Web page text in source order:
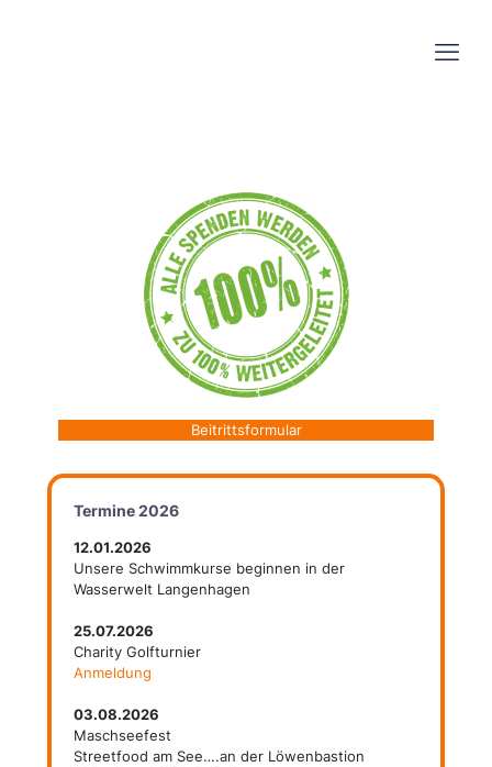
Beitrittsformular
Termine 2026
12.01.2026
Unsere Schwimmkurse beginnen in der
Wasserwelt Langenhagen
25.07.2026
Charity Golfturnier
Anmeldung
03.08.2026
Maschseefest
Streetfood am See….an der Löwenbastion